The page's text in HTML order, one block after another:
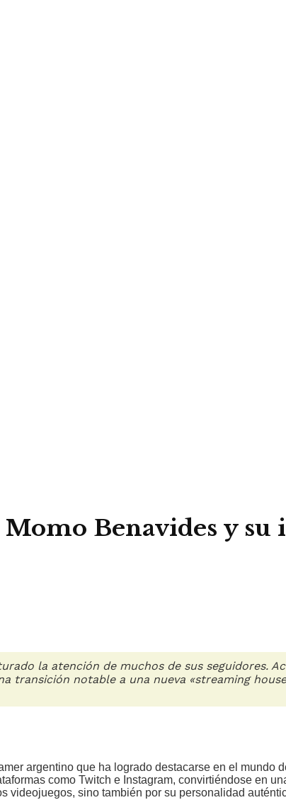
Benavides y
la atención de muchos de sus seguidores.
transición notable a una nueva «streaming
argentino que ha logrado destacarse en el mundo
como Twitch e Instagram, convirtiéndose en
videojuegos, sino también por su personalidad